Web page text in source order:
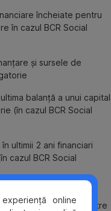
încheiate pentru
în cazul BCR Social
și sursele de
balanță a unui capital
(în cazul BCR Social
ultimii 2 ani financiari
cazul BCR Social
Erste pe tot parcursul
să fie achitată de către
online